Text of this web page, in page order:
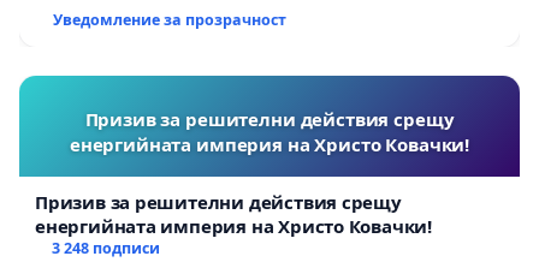
Уведомление за прозрачност
Призив за решителни действия срещу
енергийната империя на Христо Ковачки!
Призив за решителни действия срещу
енергийната империя на Христо Ковачки!
3 248 подписи